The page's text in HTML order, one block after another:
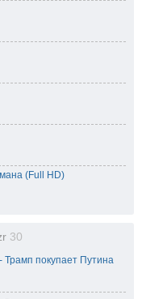
(Full HD)
30
Трамп покупает Путина